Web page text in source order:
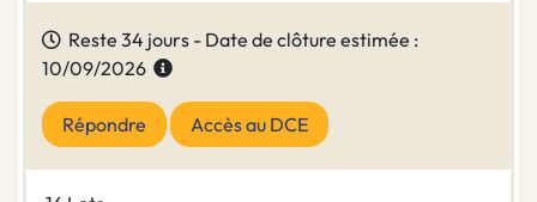
Reste 34 jours - Date de clôture estimée :
10/09/2026
Répondre Accès au DCE